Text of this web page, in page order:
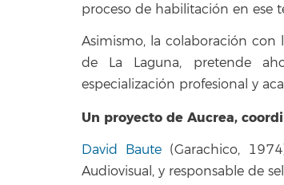
proceso de habilitación en ese
Asimismo, la colaboración con
de La Laguna, pretende
especialización profesional y
Un proyecto de Aucrea,
David Baute (Garachico,
Audiovisual, y responsable de